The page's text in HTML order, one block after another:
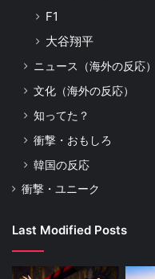
F1
大谷翔平
ニュース（海外の反応）
文化（海外の反応）
知ってた？
衝撃・おもしろ
韓国の反応
衝撃・ユニーク
Last Modified Posts